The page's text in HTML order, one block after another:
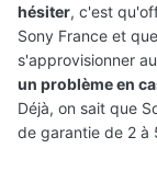
hésiter, c'est
Sony France et
s'approvisionner
un problème en
Déjà, on sait que
de garantie de 2 à